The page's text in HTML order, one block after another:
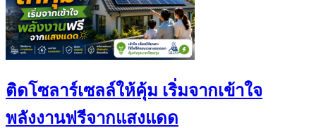
ติดโซลาร์เซลล์ให้คุ้ม เริ่มจากเข้าใจ
พลังงานฟรีจากแสงแดด